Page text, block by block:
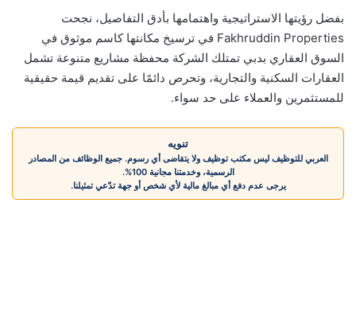
بفضل رؤيتها الاستراتيجية واهتمامها بأدق التفاصيل، نجحت
Fakhruddin Properties في ترسيخ مكانتها كاسم موثوق في
السوق العقاري بدبي تمتلك الشركة محفظة مشاريع متنوعة تشمل
العقارات السكنية والتجارية، وتحرص دائمًا على تقديم قيمة حقيقية
للمستثمرين والعملاء على حد سواء.
تنويه
العربي للتوظيف ليس مكتب توظيف ولا يتقاضى أي رسوم. جميع الوظائف من المصادر
الرسمية، وخدمتنا مجانية 100%.
يرجى عدم دفع أي مبالغ مالية لأي شخص أو جهة تدّعي تمثيلنا.